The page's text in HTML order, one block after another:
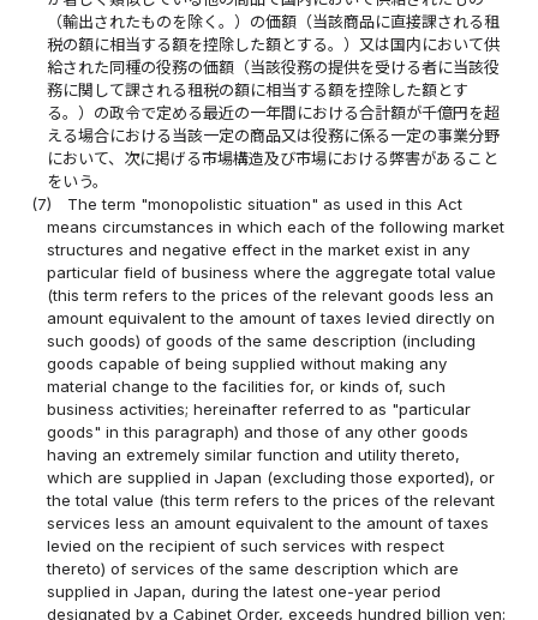
（輸出されたものを除く。）の価額（当該商品に直接課される租
税の額に相当する額を控除した額とする。）又は国内において供
給された同種の役務の価額（当該役務の提供を受ける者に当該役
務に関して課される租税の額に相当する額を控除した額とす
る。）の政令で定める最近の一年間における合計額が千億円を超
える場合における当該一定の商品又は役務に係る一定の事業分野
において、次に掲げる市場構造及び市場における弊害があること
をいう。
(7)
The term "monopolistic situation" as used in this Act
means circumstances in which each of the following market
structures and negative effect in the market exist in any
particular field of business where the aggregate total value
(this term refers to the prices of the relevant goods less an
amount equivalent to the amount of taxes levied directly on
such goods) of goods of the same description (including
goods capable of being supplied without making any
material change to the facilities for, or kinds of, such
business activities; hereinafter referred to as "particular
goods" in this paragraph) and those of any other goods
having an extremely similar function and utility thereto,
which are supplied in Japan (excluding those exported), or
the total value (this term refers to the prices of the relevant
services less an amount equivalent to the amount of taxes
levied on the recipient of such services with respect
thereto) of services of the same description which are
supplied in Japan, during the latest one-year period
designated by a Cabinet Order, exceeds hundred billion yen: